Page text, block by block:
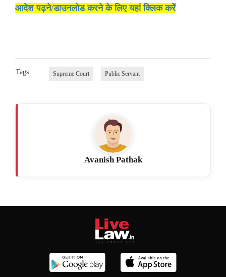
आदेश पढ़ने/डाउनलोड करने के लिए यहां क्लिक करें
Tags Supreme Court Public Servant
Avanish Pathak